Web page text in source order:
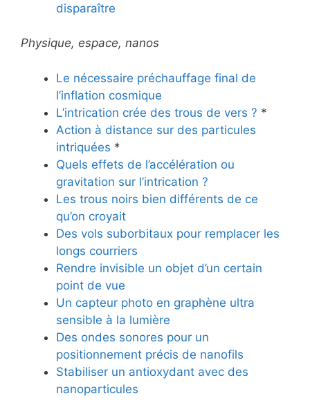
disparaître
Physique, espace, nanos
Le nécessaire préchauffage final de
l’inflation cosmique
L’intrication crée des trous de vers ? *
Action à distance sur des particules
intriquées *
Quels effets de l’accélération ou
gravitation sur l’intrication ?
Les trous noirs bien différents de ce
qu’on croyait
Des vols suborbitaux pour remplacer les
longs courriers
Rendre invisible un objet d’un certain
point de vue
Un capteur photo en graphène ultra
sensible à la lumière
Des ondes sonores pour un
positionnement précis de nanofils
Stabiliser un antioxydant avec des
nanoparticules